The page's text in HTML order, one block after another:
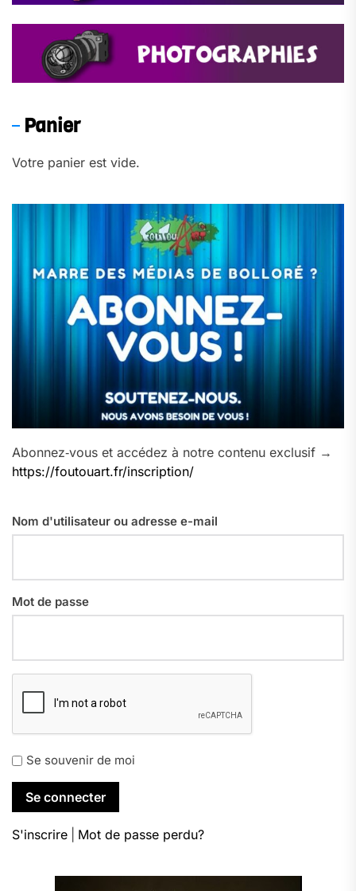
Panier
Votre panier est vide.
Abonnez‑vous et accédez à notre contenu exclusif →
https://foutouart.fr/inscription/
Nom d'utilisateur ou adresse e-mail
Mot de passe
Se souvenir de moi
S'inscrire Mot de passe perdu?